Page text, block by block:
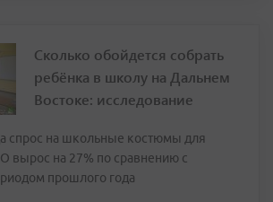
Сколько обойдется собрать
ребёнка в школу на Дальнем
Востоке: исследование
спрос на школьные костюмы для
вырос на 27% по сравнению с
прошлого года